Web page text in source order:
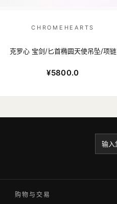
CHROMEHEARTS
克罗心 宝剑/匕首椭圆天使吊坠/项链
¥5800.0
购物与交易